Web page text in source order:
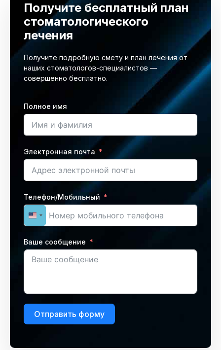
Получите бесплатный план
стоматологического
лечения
Получите подробную смету и план лечения от
наших стоматологов-специалистов —
совершенно бесплатно.
Полное имя
Электронная почта
Телефон/Мобильный
United States +1
Ваше сообщение
Отправить форму